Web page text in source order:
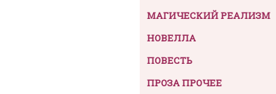
МАГИЧЕСКИЙ РЕАЛИЗМ
НОВЕЛЛА
ПОВЕСТЬ
ПРОЗА ПРОЧЕЕ